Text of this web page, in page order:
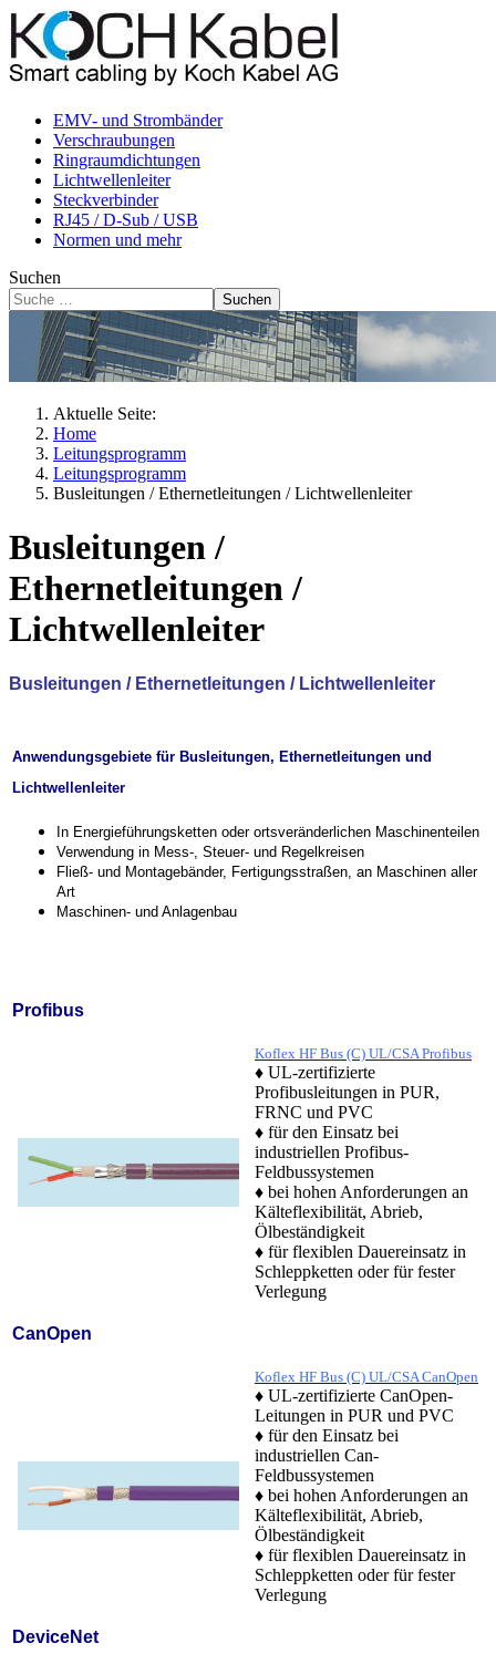
EMV- und Strombänder
Verschraubungen
Ringraumdichtungen
Lichtwellenleiter
Steckverbinder
RJ45 / D-Sub / USB
Normen und mehr
Suchen
Suchen
Aktuelle Seite:
Home
Leitungsprogramm
Leitungsprogramm
Busleitungen / Ethernetleitungen / Lichtwellenleiter
Busleitungen /
Ethernetleitungen /
Lichtwellenleiter
Busleitungen / Ethernetleitungen / Lichtwellenleiter
Anwendungsgebiete für Busleitungen, Ethernetleitungen und
Lichtwellenleiter
In Energieführungsketten oder ortsveränderlichen Maschinenteilen
Verwendung in Mess-, Steuer- und Regelkreisen
Fließ- und Montagebänder, Fertigungsstraßen, an Maschinen aller
Art
Maschinen- und Anlagenbau
Profibus
Koflex HF Bus (C) UL/CSA Profibus
♦ UL-zertifizierte
Profibusleitungen in PUR,
FRNC und PVC
♦ für den Einsatz bei
industriellen Profibus-
Feldbussystemen
♦ bei hohen Anforderungen an
Kälteflexibilität, Abrieb,
Ölbeständigkeit
♦ für flexiblen Dauereinsatz in
Schleppketten oder für fester
Verlegung
CanOpen
Koflex HF Bus (C) UL/CSA CanOpen
♦ UL-zertifizierte CanOpen-
Leitungen in PUR und PVC
♦ für den Einsatz bei
industriellen Can-
Feldbussystemen
♦ bei hohen Anforderungen an
Kälteflexibilität, Abrieb,
Ölbeständigkeit
♦ für flexiblen Dauereinsatz in
Schleppketten oder für fester
Verlegung
DeviceNet